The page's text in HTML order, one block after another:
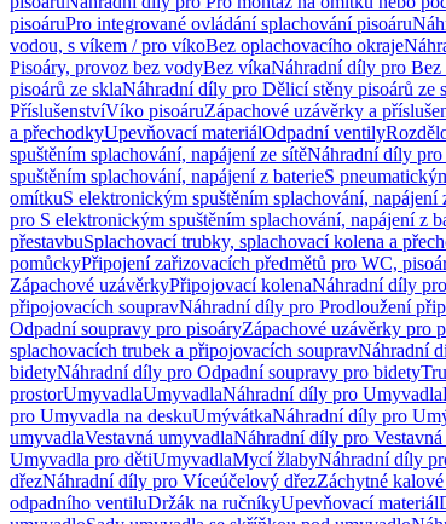
pisoáruPro integrované ovládání splachování pisoáru
vodou, s víkem / pro víkoBez oplachovacího okraje
Pisoáry, provoz bez vodyBez víkaNáhradní díly pro Bez
pisoárů ze sklaNáhradní díly pro Dělicí stěny pisoárů ze
PříslušenstvíVíko pisoáruZápachové uzávěrky a
a přechodkyUpevňovací materiálOdpadní ventily
spuštěním splachování, napájení ze sítěNáhradní díly pro
spuštěním splachování, napájení z baterieS
omítkuS elektronickým spuštěním splachování, napájení
pro S elektronickým spuštěním splachování, napájení z
přestavbuSplachovací trubky, splachovací kolena a
pomůckyPřipojení zařizovacích předmětů pro WC,
Zápachové uzávěrkyPřipojovací kolenaNáhradní díly
připojovacích soupravNáhradní díly pro Prodloužení
Odpadní soupravy pro pisoáryZápachové uzávěrky pro
splachovacích trubek a připojovacích soupravNáhradní
bidetyNáhradní díly pro Odpadní soupravy pro bidety
prostorUmyvadlaUmyvadlaNáhradní díly pro Umyvadla
pro Umyvadla na deskuUmývátkaNáhradní díly pro
umyvadlaVestavná umyvadlaNáhradní díly pro
Umyvadla pro dětiUmyvadlaMycí žlabyNáhradní díly
dřezNáhradní díly pro Víceúčelový dřezZáchytné
odpadního ventiluDržák na ručníkyUpevňovací materiál